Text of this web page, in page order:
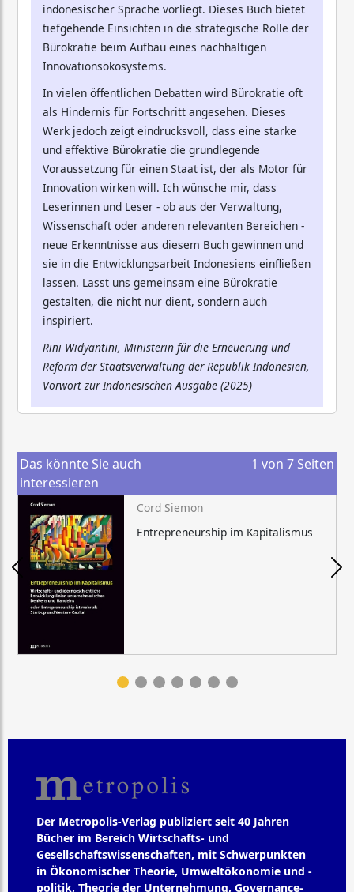
indonesischer Sprache vorliegt. Dieses Buch bietet
tiefgehende Einsichten in die strategische Rolle der
Bürokratie beim Aufbau eines nachhaltigen
Innovationsökosystems.
In vielen öffentlichen Debatten wird Bürokratie oft
als Hindernis für Fortschritt angesehen. Dieses
Werk jedoch zeigt eindrucksvoll, dass eine starke
und effektive Bürokratie die grundlegende
Voraussetzung für einen Staat ist, der als Motor für
Innovation wirken will. Ich wünsche mir, dass
Leserinnen und Leser - ob aus der Verwaltung,
Wissenschaft oder anderen relevanten Bereichen -
neue Erkenntnisse aus diesem Buch gewinnen und
sie in die Entwicklungsarbeit Indonesiens einfließen
lassen. Lasst uns gemeinsam eine Bürokratie
gestalten, die nicht nur dient, sondern auch
inspiriert.
Rini Widyantini, Ministerin für die Erneuerung und
Reform der Staatsverwaltung der Republik Indonesien,
Vorwort zur Indonesischen Ausgabe (2025)
Das könnte Sie auch
interessieren
1 von 7 Seiten
Cord Siemon
Entrepreneurship im Kapitalismus
Der Metropolis-Verlag publiziert seit 40 Jahren
Bücher im Bereich Wirtschafts- und
Gesellschaftswissenschaften, mit Schwerpunkten
in Ökonomischer Theorie, Umweltökonomie und -
politik, Theorie der Unternehmung, Governance-